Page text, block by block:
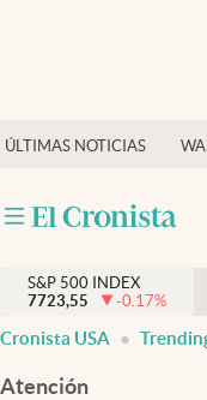
ÚLTIMAS NOTICIAS
Finanzas y economía
Inmigración
Trending
S&P 500 INDEX
7723,55
-0.17%
Cronista USA
Atención